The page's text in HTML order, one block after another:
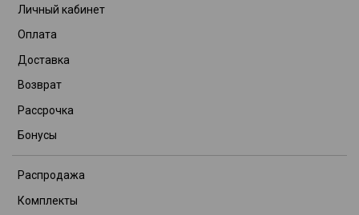
Личный кабинет
Оплата
Доставка
Возврат
Рассрочка
Бонусы
Распродажа
Комплекты